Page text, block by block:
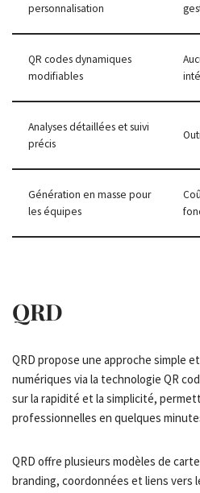
personnalisation
QR codes dynamiques
modifiables
Analyses détaillées et suivi
précis
Génération en masse pour
les équipes
QRD
QRD propose une approche simple
numériques via la technologie QR
sur la rapidité et la simplicité,
professionnelles en quelques
QRD offre plusieurs modèles de
branding, coordonnées et liens vers